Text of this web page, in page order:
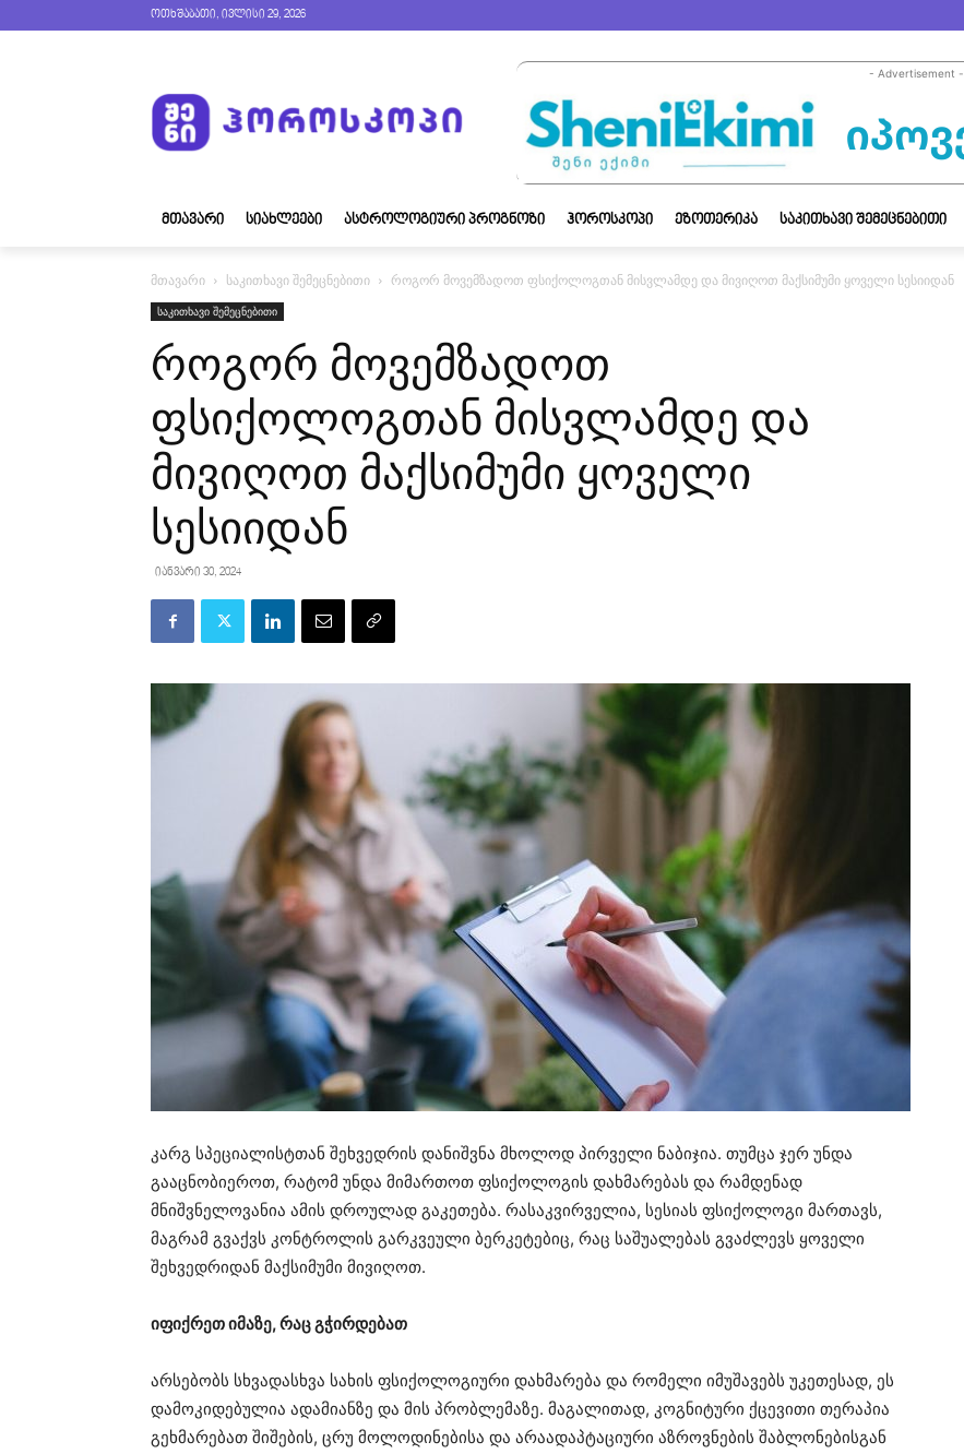
ოთხშაბათი, ივლისი 29, 2026
- Advertisement -
ᲛᲗᲐᲕᲐᲠᲘ ᲡᲘᲐᲮᲚᲔᲔᲑᲘ ᲐᲡᲢᲠᲝᲚᲝᲒᲘᲣᲠᲘ ᲞᲠᲝᲒᲜᲝᲖᲘ ᲰᲝᲠᲝᲡᲙᲝᲞᲘ ᲔᲖᲝᲗᲔᲠᲘᲙᲐ ᲡᲐᲙᲘᲗᲮᲐᲕᲘ ᲨᲔᲛᲔᲪᲜᲔᲑᲘᲗᲘ
მთავარი საკითხავი შემეცნებითი როგორ მოვემზადოთ ფსიქოლოგთან მისვლამდე და მივიღოთ მაქსიმუმი ყოველი სესიიდან
საკითხავი შემეცნებითი
როგორ მოვემზადოთ
ფსიქოლოგთან მისვლამდე და
მივიღოთ მაქსიმუმი ყოველი
სესიიდან
იანვარი 30, 2024
კარგ სპეციალისტთან შეხვედრის დანიშვნა მხოლოდ პირველი ნაბიჯია. თუმცა ჯერ უნდა
გააცნობიეროთ, რატომ უნდა მიმართოთ ფსიქოლოგის დახმარებას და რამდენად
მნიშვნელოვანია ამის დროულად გაკეთება. რასაკვირველია, სესიას ფსიქოლოგი მართავს,
მაგრამ გვაქვს კონტროლის გარკვეული ბერკეტებიც, რაც საშუალებას გვაძლევს ყოველი
შეხვედრიდან მაქსიმუმი მივიღოთ.
იფიქრეთ იმაზე, რაც გჭირდებათ
არსებობს სხვადასხვა სახის ფსიქოლოგიური დახმარება და რომელი იმუშავებს უკეთესად, ეს
დამოკიდებულია ადამიანზე და მის პრობლემაზე. მაგალითად, კოგნიტური ქცევითი თერაპია
გეხმარებათ შიშების, ცრუ მოლოდინებისა და არაადაპტაციური აზროვნების შაბლონებისგან